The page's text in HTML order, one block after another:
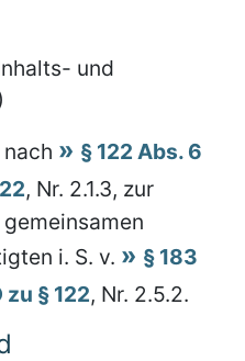
und
§ 122 Abs. 6
, Nr. 2.1.3, zur
i. S. v.
§ 183
zu § 122, Nr. 2.5.2.